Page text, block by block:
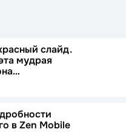
слайд.
мудрая
в Zen Mobile